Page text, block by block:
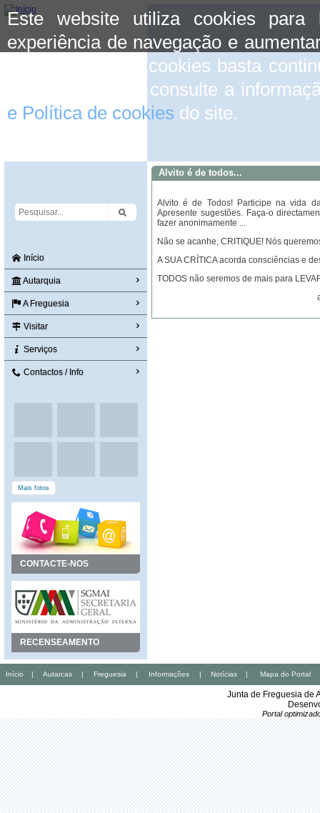
Este website utiliza cookies para
experiência de navegação e
aceitar o uso de cookies basta
mais informação consulte a
e Política de cookies do site.
Início
Autarquia
A Freguesia
Visitar
Serviços
Contactos / Info
Mais fotos
CONTACTE-NOS
RECENSEAMENTO
Alvito é de todos...
Alvito é de Todos! Participe na vida
Apresente sugestões. Faça-o
fazer anonimamente ...
Não se acanhe, CRITIQUE! Nós
A SUA CRÍTICA acorda consciências e
TODOS não seremos de mais para
Início | Autarcas | Freguesia | Informações | Notícias | Mapa do Portal
Junta de Freguesia de
Portal